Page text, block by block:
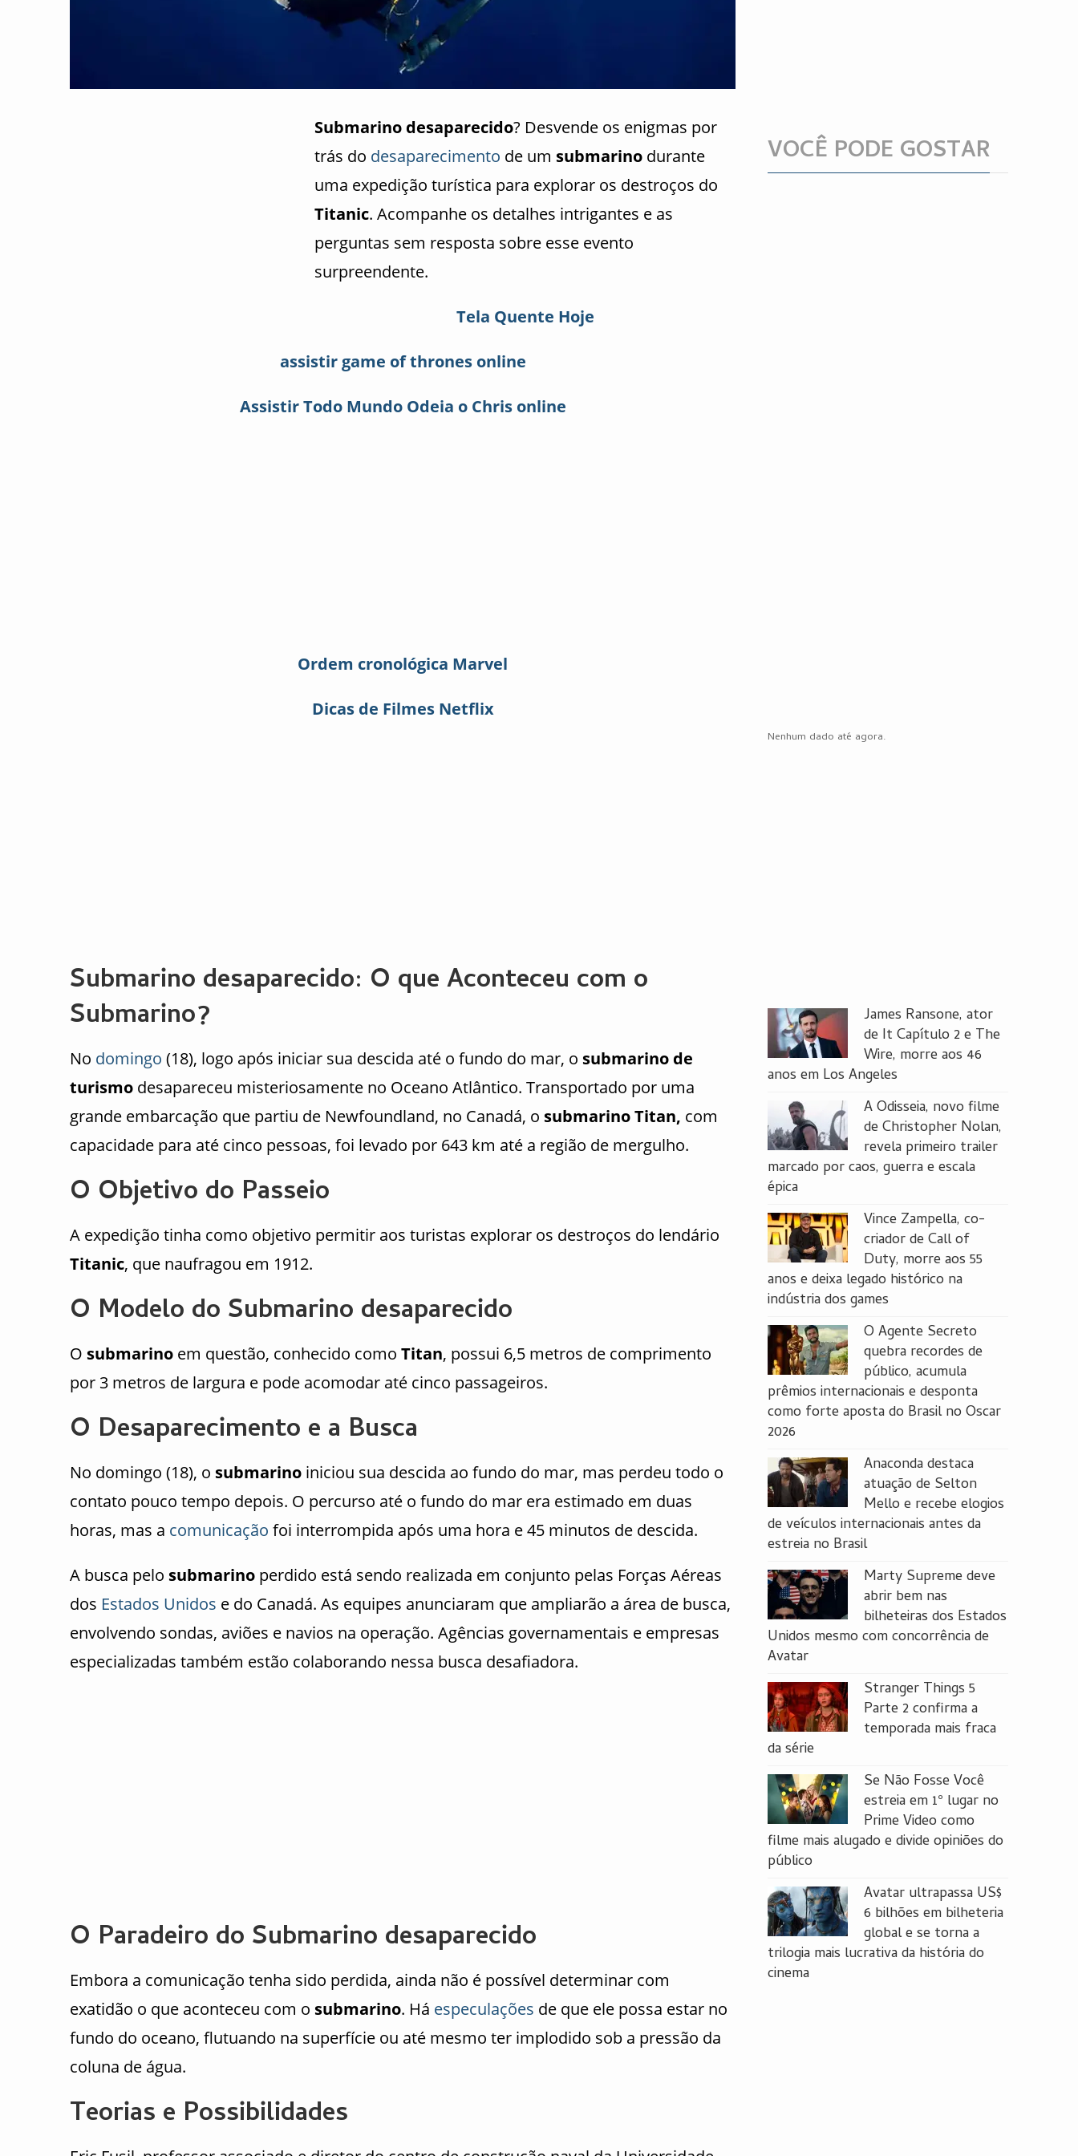
Submarino desaparecido? Desvende os enigmas por
trás do desaparecimento de um submarino durante
uma expedição turística para explorar os destroços do
Titanic. Acompanhe os detalhes intrigantes e as
perguntas sem resposta sobre esse evento
surpreendente.
Tela Quente Hoje
assistir game of thrones online
Assistir Todo Mundo Odeia o Chris online
Ordem cronológica Marvel
Dicas de Filmes Netflix
Submarino desaparecido: O que Aconteceu com o
Submarino?
No domingo (18), logo após iniciar sua descida até o fundo do mar, o submarino de
turismo desapareceu misteriosamente no Oceano Atlântico. Transportado por uma
grande embarcação que partiu de Newfoundland, no Canadá, o submarino Titan, com
capacidade para até cinco pessoas, foi levado por 643 km até a região de mergulho.
O Objetivo do Passeio
A expedição tinha como objetivo permitir aos turistas explorar os destroços do lendário
Titanic, que naufragou em 1912.
O Modelo do Submarino desaparecido
O submarino em questão, conhecido como Titan, possui 6,5 metros de comprimento
por 3 metros de largura e pode acomodar até cinco passageiros.
O Desaparecimento e a Busca
No domingo (18), o submarino iniciou sua descida ao fundo do mar, mas perdeu todo o
contato pouco tempo depois. O percurso até o fundo do mar era estimado em duas
horas, mas a comunicação foi interrompida após uma hora e 45 minutos de descida.
A busca pelo submarino perdido está sendo realizada em conjunto pelas Forças Aéreas
dos Estados Unidos e do Canadá. As equipes anunciaram que ampliarão a área de busca,
envolvendo sondas, aviões e navios na operação. Agências governamentais e empresas
especializadas também estão colaborando nessa busca desafiadora.
O Paradeiro do Submarino desaparecido
Embora a comunicação tenha sido perdida, ainda não é possível determinar com
exatidão o que aconteceu com o submarino. Há especulações de que ele possa estar no
fundo do oceano, flutuando na superfície ou até mesmo ter implodido sob a pressão da
coluna de água.
Teorias e Possibilidades
VOCÊ PODE GOSTAR
Nenhum dado até agora.
James Ransone, ator
de It Capítulo 2 e The
Wire, morre aos 46
anos em Los Angeles
A Odisseia, novo filme
de Christopher Nolan,
revela primeiro trailer
marcado por caos, guerra e escala
épica
Vince Zampella, co-
criador de Call of
Duty, morre aos 55
anos e deixa legado histórico na
indústria dos games
O Agente Secreto
quebra recordes de
público, acumula
prêmios internacionais e desponta
como forte aposta do Brasil no Oscar
2026
Anaconda destaca
atuação de Selton
Mello e recebe elogios
de veículos internacionais antes da
estreia no Brasil
Marty Supreme deve
abrir bem nas
bilheteiras dos Estados
Unidos mesmo com concorrência de
Avatar
Stranger Things 5
Parte 2 confirma a
temporada mais fraca
da série
Se Não Fosse Você
estreia em 1º lugar no
Prime Video como
filme mais alugado e divide opiniões do
público
Avatar ultrapassa US$
6 bilhões em bilheteria
global e se torna a
trilogia mais lucrativa da história do
cinema